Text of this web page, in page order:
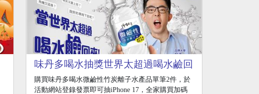
味丹多喝水抽獎世界太超過喝水鹼回
來抽iPhone17
購買味丹多喝水微鹼性竹炭離子水產品單筆2件，於
活動網站登錄發票即可抽iPhone 17，全家購買加碼